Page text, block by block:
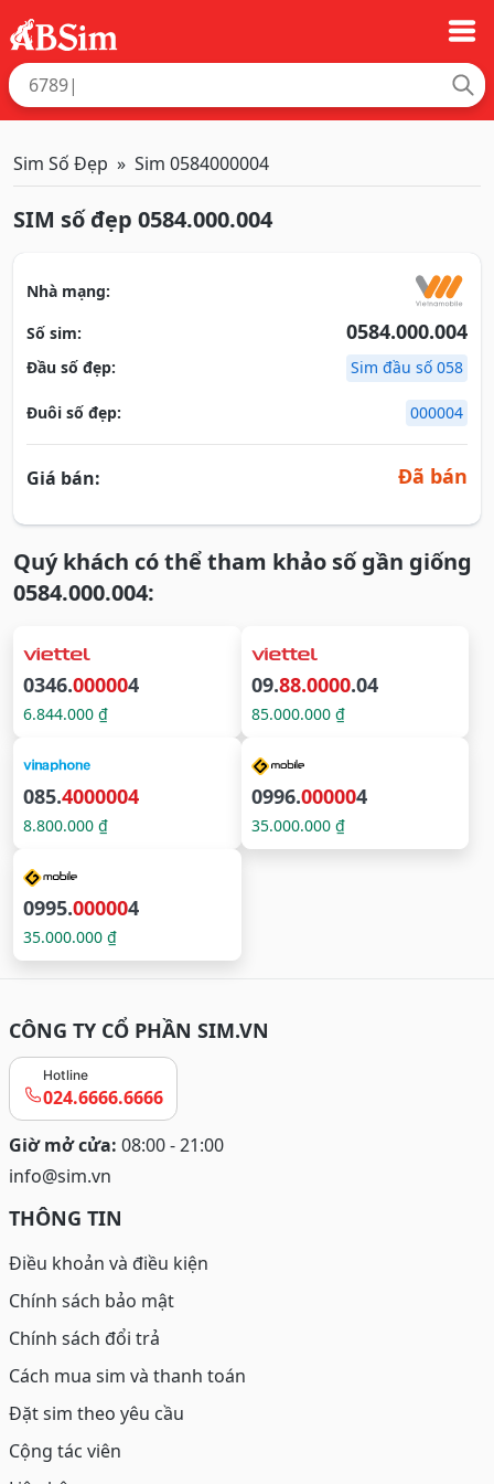
Sim Số Đẹp Sim 0584000004
SIM số đẹp 0584.000.004
Nhà mạng:
Số sim:
0584.000.004
Đầu số đẹp: Sim đầu số 058
Đuôi số đẹp: 000004
Giá bán: Đã bán
Quý khách có thể tham khảo số gần giống
0584.000.004:
0346.000004
6.844.000 ₫
09.88.0000.04
85.000.000 ₫
085.4000004
8.800.000 ₫
0996.000004
35.000.000 ₫
0995.000004
35.000.000 ₫
CÔNG TY CỔ PHẦN SIM.VN
Hotline
024.6666.6666
Giờ mở cửa: 08:00 - 21:00
info@sim.vn
THÔNG TIN
Điều khoản và điều kiện
Chính sách bảo mật
Chính sách đổi trả
Cách mua sim và thanh toán
Đặt sim theo yêu cầu
Cộng tác viên